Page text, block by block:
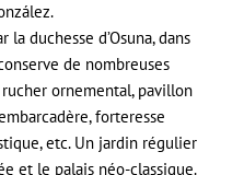
duchesse d’Osuna, dans
de nombreuses
ornemental, pavillon
forteresse
etc. Un jardin régulier
et le palais néo-classique.